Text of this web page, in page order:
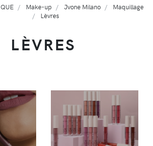
Make-up Jvone Milano
Maquillage
Lèvres
LÈVRES